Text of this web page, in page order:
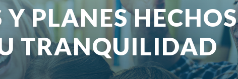
Y PLANES HECHOS
TRANQUILIDAD